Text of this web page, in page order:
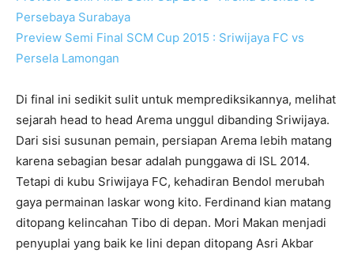
Persebaya Surabaya
Preview Semi Final SCM Cup 2015 : Sriwijaya FC vs
Persela Lamongan
Di final ini sedikit sulit untuk memprediksikannya, melihat
sejarah head to head Arema unggul dibanding Sriwijaya.
Dari sisi susunan pemain, persiapan Arema lebih matang
karena sebagian besar adalah punggawa di ISL 2014.
Tetapi di kubu Sriwijaya FC, kehadiran Bendol merubah
gaya permainan laskar wong kito. Ferdinand kian matang
ditopang kelincahan Tibo di depan. Mori Makan menjadi
penyuplai yang baik ke lini depan ditopang Asri Akbar